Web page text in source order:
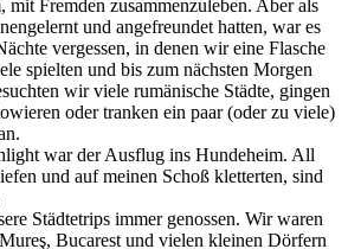
mit Fremden zusammenzuleben. Aber als
und angefreundet hatten, war es
vergessen, in denen wir eine Flasche
spielten und bis zum nächsten Morgen
wir viele rumänische Städte, gingen
oder tranken ein paar (oder zu viele)
war der Ausflug ins Hundeheim. All
und auf meinen Schoß kletterten, sind
Städtetrips immer genossen. Wir waren
Bucarest und vielen kleinen Dörfern